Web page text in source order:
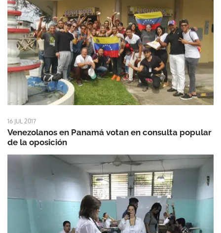
16 JUL 2017
Venezolanos en Panamá votan en consulta popular
de la oposición